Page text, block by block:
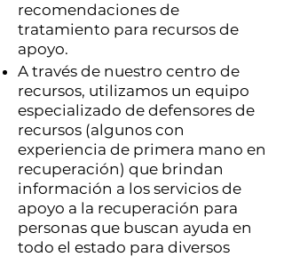
recomendaciones de
tratamiento para recursos de
apoyo.
A través de nuestro centro de
recursos, utilizamos un equipo
especializado de defensores de
recursos (algunos con
experiencia de primera mano en
recuperación) que brindan
información a los servicios de
apoyo a la recuperación para
personas que buscan ayuda en
todo el estado para diversos